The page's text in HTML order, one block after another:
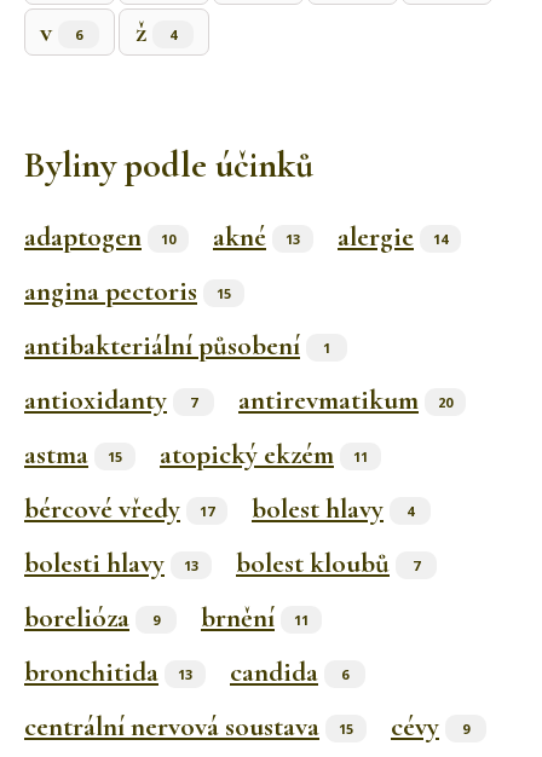
v 6 ž 4
Byliny podle účinků
adaptogen 10 akné 13 alergie 14
angina pectoris 15
antibakteriální působení 1
antioxidanty 7 antirevmatikum 20
astma 15 atopický ekzém 11
bércové vředy 17 bolest hlavy 4
bolesti hlavy 13 bolest kloubů 7
borelióza 9 brnění 11
bronchitida 13 candida 6
centrální nervová soustava 15 cévy 9